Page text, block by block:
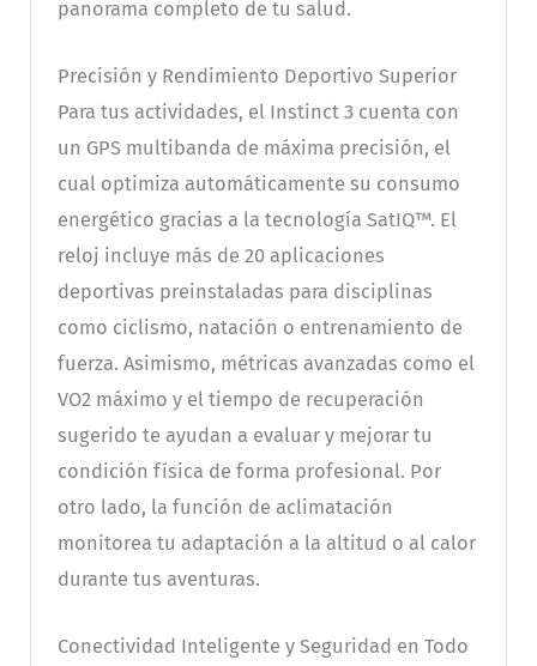
panorama completo de tu salud.
Precisión y Rendimiento Deportivo Superior
Para tus actividades, el Instinct 3 cuenta con
un GPS multibanda de máxima precisión, el
cual optimiza automáticamente su consumo
energético gracias a la tecnología SatIQ™. El
reloj incluye más de 20 aplicaciones
deportivas preinstaladas para disciplinas
como ciclismo, natación o entrenamiento de
fuerza. Asimismo, métricas avanzadas como el
VO2 máximo y el tiempo de recuperación
sugerido te ayudan a evaluar y mejorar tu
condición física de forma profesional. Por
otro lado, la función de aclimatación
monitorea tu adaptación a la altitud o al calor
durante tus aventuras.
Conectividad Inteligente y Seguridad en Todo